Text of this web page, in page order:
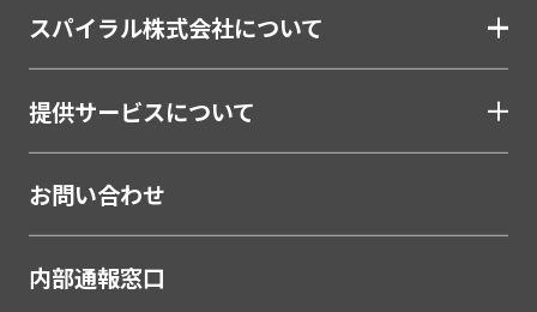
定を行いません。
10 当社Web サイトでのクッキー
（Cookie）の使用について
お客様がブラウザの設定でクッキー
の送受信を許可している場合、当社
Webサイトでクッキーまたは同種の
技術（Webビーコンなど）を使用し
て、お客様による当社Webサイトの
利用状況等のデータ（以下、「閲覧
スパイラル株式会社について
提供サービスについて
お問い合わせ
内部通報窓口